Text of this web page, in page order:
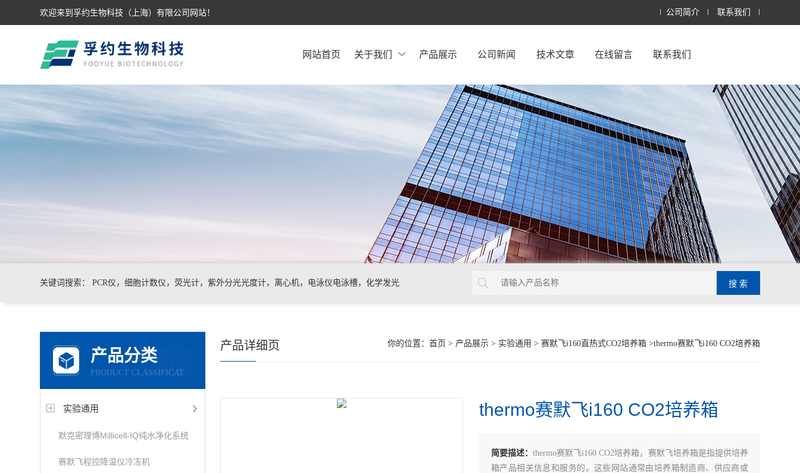
欢迎来到孚约生物科技（上海）有限公司网站！ 公司简介 联系我们
网站首页 关于我们 产品展示 公司新闻 技术文章 在线留言 联系我们
关键词搜索： PCR仪，细胞计数仪，荧光计，紫外分光光度计，离心机，电泳仪电泳槽，化学发光
产品分类
PRODUCT CLASSIFICATION
实验通用
默克密理博Millicell-IQ纯水净化系统
赛默飞程控降温仪冷冻机
你的位置： 首页 > 产品展示> 实验通用 > 赛默飞i160直热式CO2培养箱>thermo赛默飞i160 CO2培养箱
产品详细页
thermo赛默飞i160 CO2培养箱
简要描述：thermo赛默飞i160 CO2培养箱，赛默飞培养箱是指提供培养
箱产品相关信息和服务的。这些网站通常由培养箱制造商、供应商或